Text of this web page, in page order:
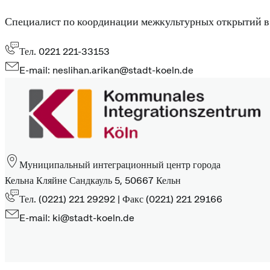
Специалист по координации межкультурных открытий
Тел. 0221 221-33153
E-mail: neslihan.arikan@stadt-koeln.de
Муниципальный интеграционный центр города
Кельна Кляйне Сандкауль 5, 50667 Кельн
Тел. (0221) 221 29292 | Факс (0221) 221 29166
E-mail: ki@stadt-koeln.de